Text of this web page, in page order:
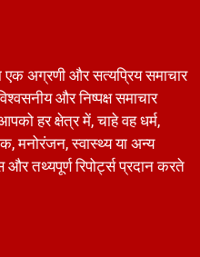
अग्रणी और सत्यप्रिय समाचार
और निष्पक्ष समाचार
हर क्षेत्र में, चाहे वह धर्म,
मनोरंजन, स्वास्थ्य या अन्य
तथ्यपूर्ण रिपोर्ट्स प्रदान करते